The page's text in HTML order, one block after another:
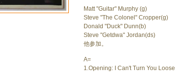
Matt "Guitar" Murphy (g)
Steve "The Colonel" Cropper(g)
Donald "Duck" Dunn(b)
Steve "Getdwa" Jordan(ds)
他参加。
A=
1.Opening: I Can't Turn You Loose